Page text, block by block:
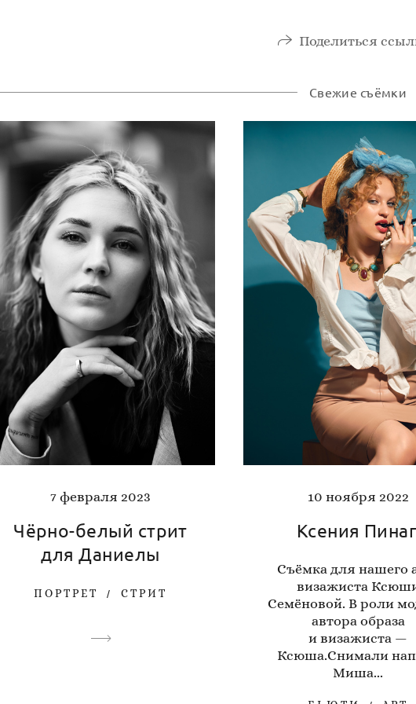
Поделиться
Свежие съёмки
7 февраля 2023
Чёрно-белый стрит
для Даниелы
ПОРТРЕТ СТРИТ
10 ноября 2022
Ксения
Съёмка для нашего
визажиста
Семёновой. В роли
автора образа
и визажиста —
Ксюша.Снимали
Миша...